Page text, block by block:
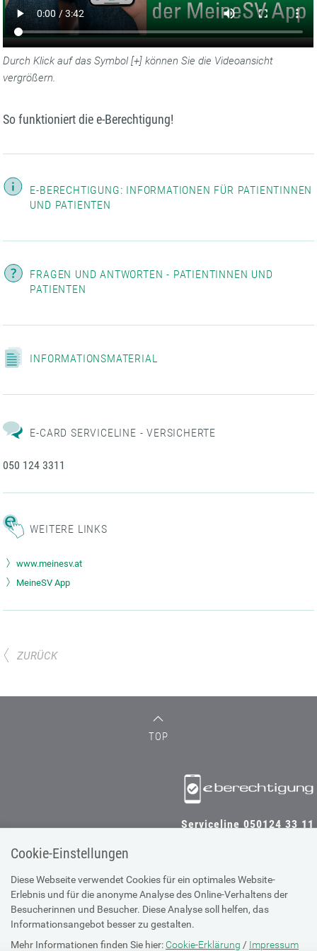
Cookie-Einstellungen
Diese Webseite verwendet Cookies für ein optimales Website-
Erlebnis und für die anonyme Analyse des Online-Verhaltens der
Besucherinnen und Besucher. Diese Analyse soll helfen, das
Informationsangebot besser zu gestalten.
Mehr Informationen finden Sie hier: Cookie-Erklärung / Impressum
Durch Klick auf das Symbol [+] können Sie die Videoansicht
vergrößern.
So funktioniert die e-Berechtigung!
E-BERECHTIGUNG: INFORMATIONEN FÜR PATIENTINNEN
UND PATIENTEN
FRAGEN UND ANTWORTEN - PATIENTINNEN UND
PATIENTEN
INFORMATIONSMATERIAL
E-CARD SERVICELINE - VERSICHERTE
050 124 3311
WEITERE LINKS
www.meinesv.at
MeineSV App
ZURÜCK
TOP
Serviceline 050124 33 11
SV-TRÄGER SV-PARTNER